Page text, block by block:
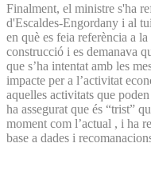
Finalment, el ministre s'ha
d'Escaldes-Engordany i al
en què es feia referència a
construcció i es demanava
que s’ha intentat amb les
impacte per a l’activitat
aquelles activitats que
ha assegurat que és “trist”
moment com l’actual , i ha
base a dades i